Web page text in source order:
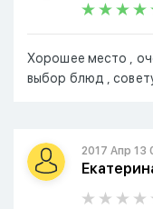
Хорошее место ,
выбор блюд ,
2017 Апр 13